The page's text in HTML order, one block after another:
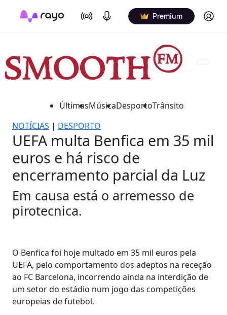
On Air Podcasts Premium Log in
ÚltimasMúsicaDesportoTrânsito
NOTÍCIAS | DESPORTO
UEFA multa Benfica em 35 mil
euros e há risco de
encerramento parcial da Luz
Em causa está o arremesso de
pirotecnica.
O Benfica foi hoje multado em 35 mil euros pela
UEFA, pelo comportamento dos adeptos na receção
ao FC Barcelona, incorrendo ainda na interdição de
um setor do estádio num jogo das competições
europeias de futebol.